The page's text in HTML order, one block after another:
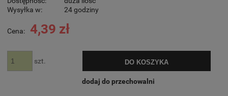
Wysyłka w:
24 godziny
Cena: 4,39 zł
szt. DO KOSZYKA
dodaj do przechowalni